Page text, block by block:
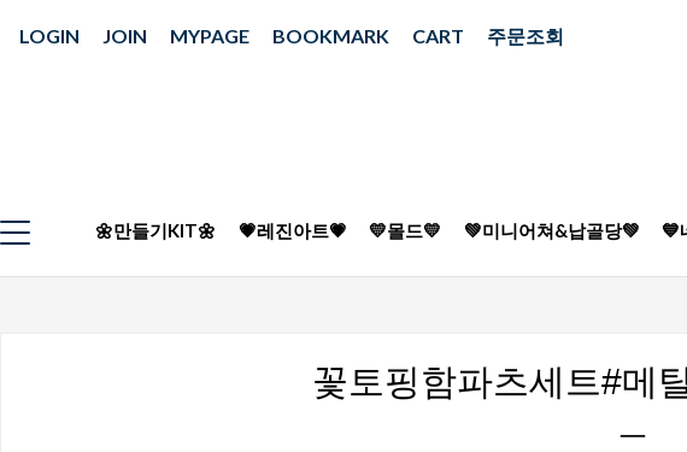
LOGIN JOIN MYPAGE BOOKMARK CART 주문조회
🌼만들기KIT🌼 💗레진아트💗 💛몰드💛 💚미니어쳐&납골당💚 💙
꽃토핑함파츠세트#메
ㅡ